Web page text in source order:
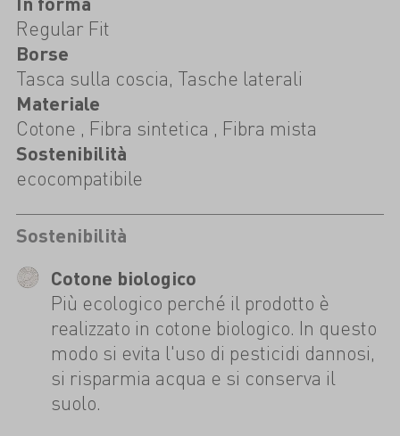
Regular Fit
Borse
Tasca sulla coscia, Tasche laterali
Materiale
Cotone , Fibra sintetica , Fibra mista
Sostenibilità
ecocompatibile
Sostenibilità
Cotone biologico
Più ecologico perché il prodotto è
realizzato in cotone biologico. In questo
modo si evita l'uso di pesticidi dannosi,
si risparmia acqua e si conserva il
suolo.